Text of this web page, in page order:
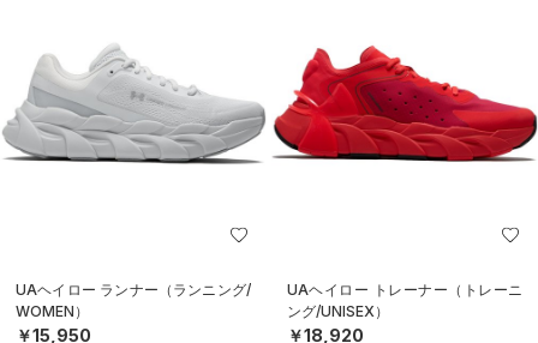
UAヘイロー ランナー（ランニング/
WOMEN）
￥15,950
UAヘイロー トレーナー（トレーニ
ング/UNISEX）
￥18,920